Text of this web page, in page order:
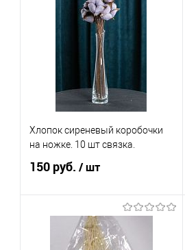
Купить в 1 клик
Хлопок сиреневый коробочки
на ножке. 10 шт связка.
150 руб. / шт
В корзину